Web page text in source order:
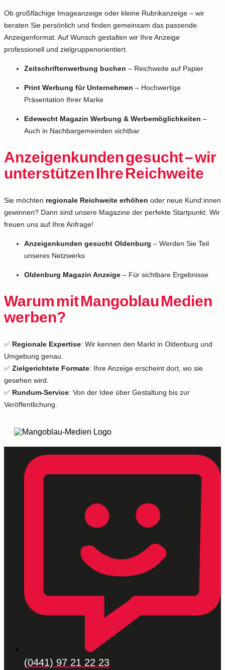
Ob großflächige Imageanzeige oder kleine Rubrikanzeige – wir
beraten Sie persönlich und finden gemeinsam das passende
Anzeigenformat. Auf Wunsch gestalten wir Ihre Anzeige
professionell und zielgruppenorientiert.
Zeitschriftenwerbung buchen – Reichweite auf Papier
Print Werbung für Unternehmen – Hochwertige
Präsentation Ihrer Marke
Edewecht Magazin Werbung & Werbemöglichkeiten –
Auch in Nachbargemeinden sichtbar
Anzeigenkunden gesucht – wir
unterstützen Ihre Reichweite
Sie möchten regionale Reichweite erhöhen oder neue Kund:innen
gewinnen? Dann sind unsere Magazine der perfekte Startpunkt. Wir
freuen uns auf Ihre Anfrage!
Anzeigenkunden gesucht Oldenburg – Werden Sie Teil
unseres Netzwerks
Oldenburg Magazin Anzeige – Für sichtbare Ergebnisse
Warum mit Mangoblau Medien
werben?
✅ Regionale Expertise: Wir kennen den Markt in Oldenburg und
Umgebung genau.
✅ Zielgerichtete Formate: Ihre Anzeige erscheint dort, wo sie
gesehen wird.
✅ Rundum-Service: Von der Idee über Gestaltung bis zur
Veröffentlichung.
(0441) 97 21 22 23